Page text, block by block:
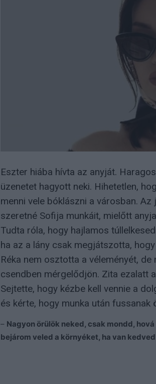
Eszter hiába hívta az anyját.
üzenetet hagyott neki. Hihetetlen,
menni vele bóklászni a városban.
szeretné Sofija munkáit, mielőtt
Tudta róla, hogy hajlamos
ha az a lány csak megjátszotta,
Réka nem osztotta a véleményét,
csendben mérgelődjön. Zita ezalatt
Sejtette, hogy kézbe kell vennie a
és kérte, hogy munka után fussanak
– Nagyon örülök neked, csak mondd,
bejárom veled a környéket, ha van